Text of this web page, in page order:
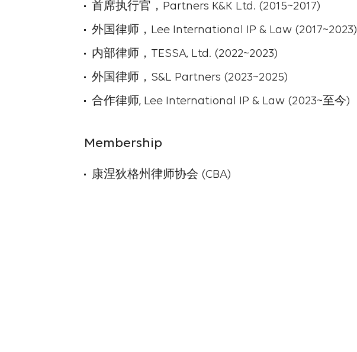
首席执行官，Partners K&K Ltd. (2015~2017)
外国律师，Lee International IP & Law (2017~2023)
内部律师，TESSA, Ltd. (2022~2023)
外国律师，S&L Partners (2023~2025)
合作律师, Lee International IP & Law (2023~至今)
Membership
康涅狄格州律师协会 (CBA)